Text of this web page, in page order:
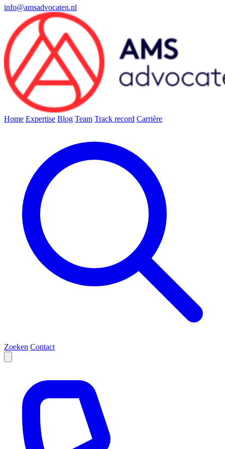
info@amsadvocaten.nl
Home Expertise Blog Team Track record Carrière
Zoeken Contact